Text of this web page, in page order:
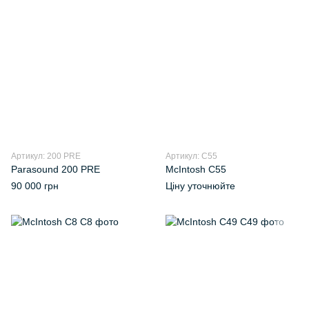
Артикул: 200 PRE
Parasound 200 PRE
90 000 грн
Артикул: C55
McIntosh C55
Ціну уточнюйте